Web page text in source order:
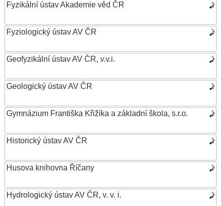
Fyzikální ústav Akademie věd ČR
Fyziologický ústav AV ČR
Geofyzikální ústav AV ČR, v.v.i.
Geologický ústav AV ČR
Gymnázium Františka Křižíka a základní škola, s.r.o.
Historický ústav AV ČR
Husova knihovna Říčany
Hydrologický ústav AV ČR, v. v. i.